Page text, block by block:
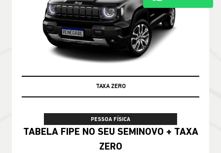
TAXA ZERO
PESSOA FÍSICA
TABELA FIPE NO SEU SEMINOVO + TAXA
ZERO